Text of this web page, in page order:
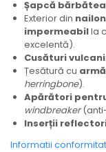
Șapcă
Exterior din
impermeabilla
excelentă).
Cusături
Țesătură cu
herringbone).
Apărători
windbreaker
Inserții
Informatii